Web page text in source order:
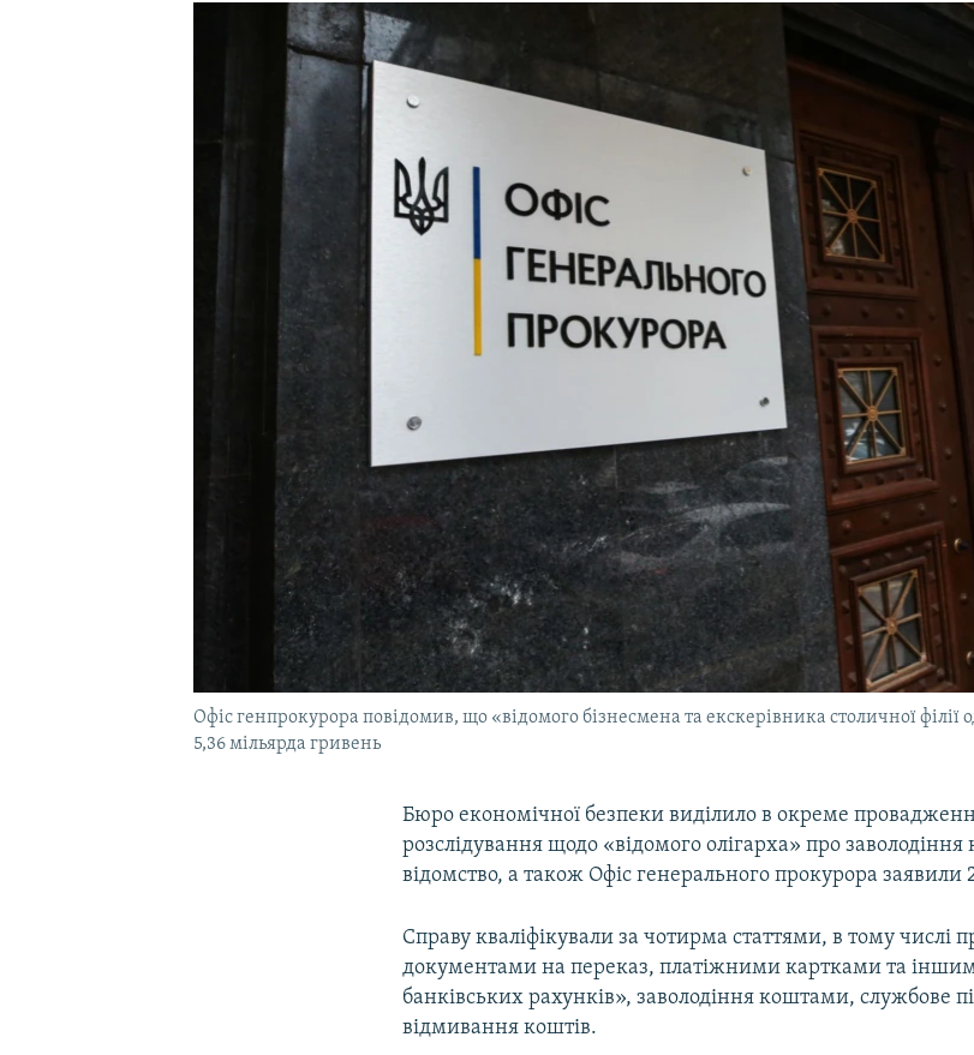
Офіс генпрокурора повідомив, що «відомого бізнесмена та екскерівника столичної філії
5,36 мільярда гривень
Бюро економічної безпеки виділило в окреме
розслідування щодо «відомого олігарха» про
відомство, а також Офіс генерального прокурора заявили
Справу кваліфікували за чотирма статтями, в тому числі
документами на переказ, платіжними картками та
банківських рахунків», заволодіння коштами, службове
відмивання коштів.